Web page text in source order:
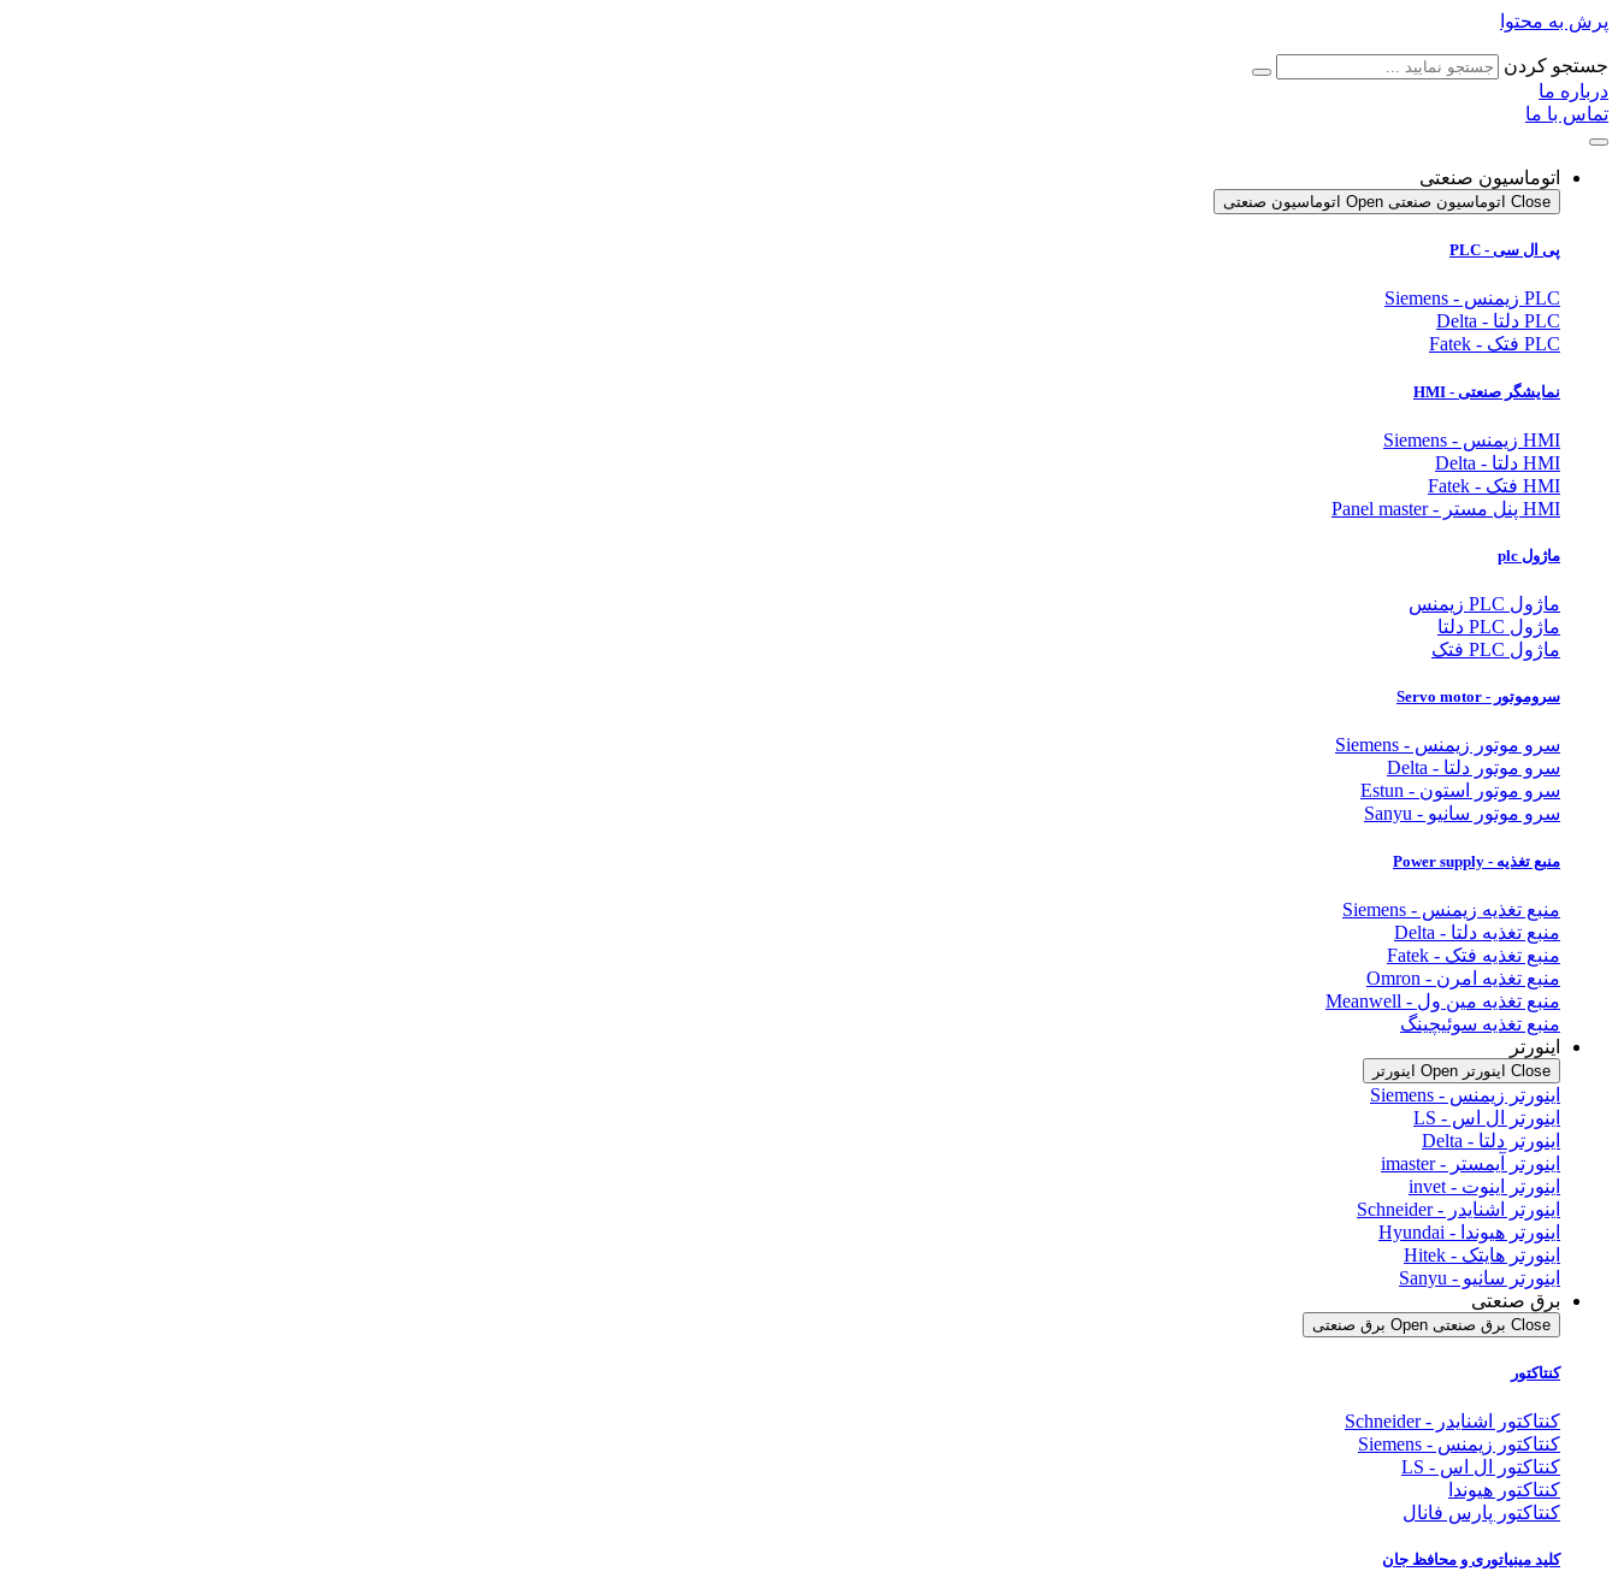
پرش به محتوا
جستجو کردن
درباره ما
تماس با ما
اتوماسیون صنعتی
Close اتوماسیون صنعتی Open اتوماسیون صنعتی
پی ال سی - PLC
PLC زیمنس - Siemens
PLC دلتا - Delta
PLC فتک - Fatek
نمایشگر صنعتی - HMI
HMI زیمنس - Siemens
HMI دلتا - Delta
HMI فتک - Fatek
HMI پنل مستر - Panel master
ماژول plc
ماژول PLC زیمنس
ماژول PLC دلتا
ماژول PLC فتک
سروموتور - Servo motor
سرو موتور زیمنس - Siemens
سرو موتور دلتا - Delta
سرو موتور استون - Estun
سرو موتور سانیو - Sanyu
منبع تغذیه - Power supply
منبع تغذیه زیمنس - Siemens
منبع تغذیه دلتا - Delta
منبع تغذیه فتک - Fatek
منبع تغذیه امرن - Omron
منبع تغذیه مین ول - Meanwell
منبع تغذیه سوئیچینگ
اینورتر
Close اینورتر Open اینورتر
اینورتر زیمنس - Siemens
اینورتر ال اس - LS
اینورتر دلتا - Delta
اینورتر آیمستر - imaster
اینورتر اینوت - invet
اینورتر اشنایدر - Schneider
اینورتر هیوندا - Hyundai
اینورتر هایتک - Hitek
اینورتر سانیو - Sanyu
برق صنعتی
Close برق صنعتی Open برق صنعتی
کنتاکتور
کنتاکتور اشنایدر - Schneider
کنتاکتور زیمنس - Siemens
کنتاکتور ال اس - LS
کنتاکتور هیوندا
کنتاکتور پارس فانال
کلید مینیاتوری و محافظ جان